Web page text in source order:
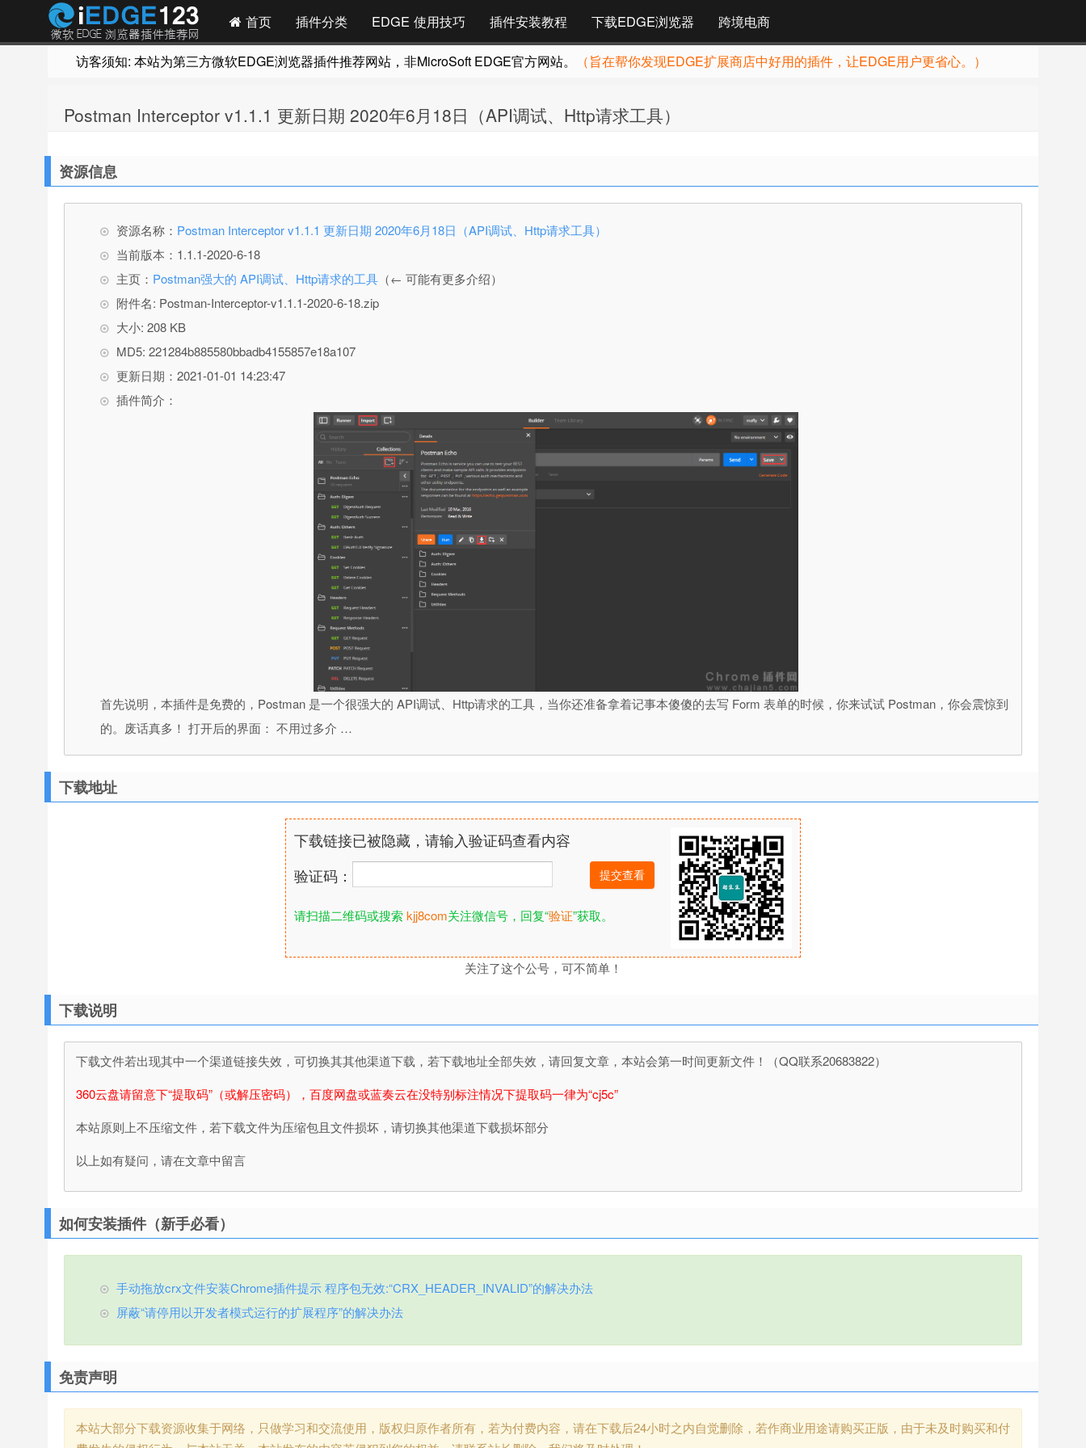
首页 插件分类 EDGE 使用技巧 插件安装教程 下载EDGE浏览器 跨境电商
访客须知: 本站为第三方微软EDGE浏览器插件推荐网站，非MicroSoft EDGE官方网站。 （旨在帮你发现EDGE扩展商店中好用的插件，让EDGE用户更省心。）
Postman Interceptor v1.1.1 更新日期 2020年6月18日（API调试、Http请求工具）
资源信息
资源名称： Postman Interceptor v1.1.1 更新日期 2020年6月18日（API调试、Http请求工具）
当前版本：1.1.1-2020-6-18
主页： Postman强大的 API调试、Http请求的工具 （← 可能有更多介绍）
附件名: Postman-Interceptor-v1.1.1-2020-6-18.zip
大小: 208 KB
MD5: 221284b885580bbadb4155857e18a107
更新日期：2021-01-01 14:23:47
插件简介：
首先说明，本插件是免费的，Postman 是一个很强大的 API调试、Http请求的工具，当你还准备拿着记事本傻傻的去写 Form 表单的时候，你来试试 Postman，你会震惊到
的。废话真多！ 打开后的界面： 不用过多介 …
下载地址
下载链接已被隐藏，请输入验证码查看内容
验证码：
请扫描二维码或搜索kjj8com关注微信号，回复“验证”获取。
关注了这个公号，可不简单！
下载说明
下载文件若出现其中一个渠道链接失效，可切换其其他渠道下载，若下载地址全部失效，请回复文章，本站会第一时间更新文件！（QQ联系20683822）
360云盘请留意下“提取码”（或解压密码），百度网盘或蓝奏云在没特别标注情况下提取码一律为“cj5c”
本站原则上不压缩文件，若下载文件为压缩包且文件损坏，请切换其他渠道下载损坏部分
以上如有疑问，请在文章中留言
如何安装插件（新手必看）
手动拖放crx文件安装Chrome插件提示 程序包无效:“CRX_HEADER_INVALID”的解决办法
屏蔽“请停用以开发者模式运行的扩展程序”的解决办法
免责声明
本站大部分下载资源收集于网络，只做学习和交流使用，版权归原作者所有，若为付费内容，请在下载后24小时之内自觉删除，若作商业用途请购买正版，由于未及时购买和付